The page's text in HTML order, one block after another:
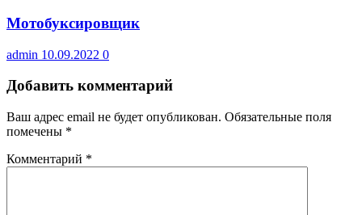
Мотобуксировщик
admin 10.09.2022 0
Добавить комментарий
Ваш адрес email не будет опубликован. Обязательные поля
помечены *
Комментарий *